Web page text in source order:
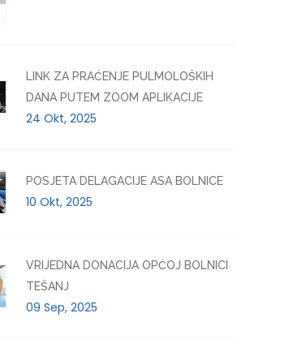
LINK ZA PRAĆENJE PULMOLOŠKIH
DANA PUTEM ZOOM APLIKACIJE
24 Okt, 2025
POSJETA DELAGACIJE ASA BOLNICE
10 Okt, 2025
VRIJEDNA DONACIJA OPĆOJ BOLNICI
TEŠANJ
09 Sep, 2025